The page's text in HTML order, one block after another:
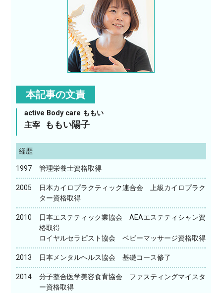
本記事の文責
active Body care ももい
主宰 ももい陽子
経歴
1997 管理栄養士資格取得
2005
日本カイロプラクティック連合会 上級カイロプラク
ター資格取得
2010
日本エステティック業協会 AEAエステティシャン資
格取得
ロイヤルセラピスト協会 ベビーマッサージ資格取得
2013 日本メンタルヘルス協会 基礎コース修了
2014
分子整合医学美容食育協会 ファスティングマイスタ
ー資格取得